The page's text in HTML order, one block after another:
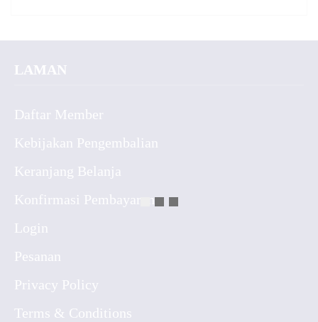
LAMAN
Daftar Member
Kebijakan Pengembalian
Keranjang Belanja
Konfirmasi Pembayaran
Login
Pesanan
Privacy Policy
Terms & Conditions